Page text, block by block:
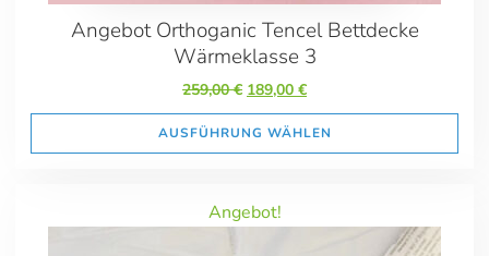
Angebot Orthoganic Tencel Bettdecke
Wärmeklasse 3
259,00€ Ursprünglicher
Preis
war:
259,00 €
189,00 €Aktueller
Preis
ist:
189,00 €.
AUSFÜHRUNG WÄHLEN
Angebot!